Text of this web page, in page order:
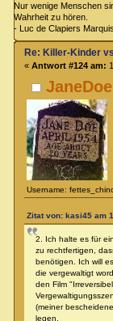
Nur wenige Menschen
Wahrheit zu hören.
- Luc de Clapiers
JaneDoe
Username:
Re: Killer-Kinder
« Antwort #124 am:
Zitat von: kasi45 am
2. Ich halte es für
zu rechtfertigen,
benötigen. Ich will
die vergewaltigt
den Film
(meiner
legen.